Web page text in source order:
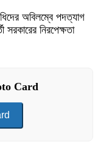
অবিলম্বে পদত্যাগ
সরকারের নিরপেক্ষতা
Card